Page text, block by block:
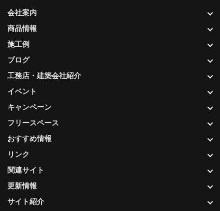
更新情報
サイト紹介
会社案内
商品情報
施工例
ブログ
工務店・建築会社紹介
イベント
キャンペーン
フリースペース
おすすめ情報
リンク
関連サイト